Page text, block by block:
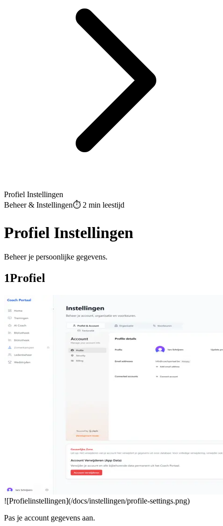
Profiel Instellingen
Beheer & Instellingen⏱️ 2 min leestijd
Profiel Instellingen
Beheer je persoonlijke gegevens.
1Profiel
![Profielinstellingen](/docs/instellingen/profile-settings.png)
Pas je account gegevens aan.